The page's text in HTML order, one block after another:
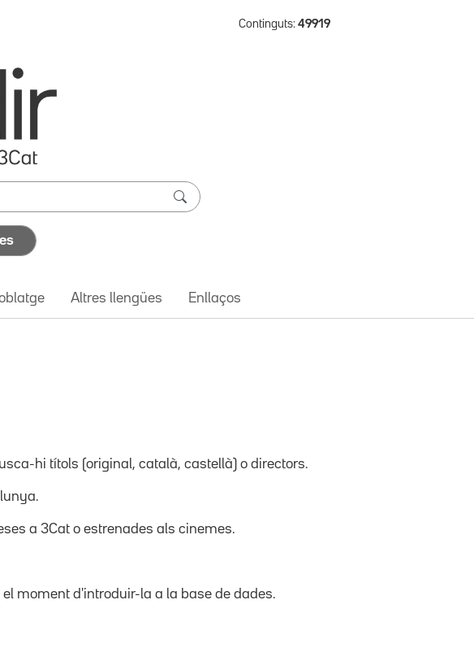
Continguts: 49919
Altres llengües Enllaços
hi títols (original, català, castellà) o directors.
a 3Cat o estrenades als cinemes.
el moment d'introduir-la a la base de dades.